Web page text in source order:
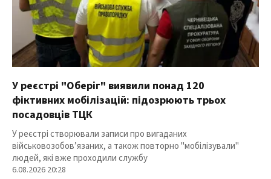
У реєстрі "Оберіг" виявили понад 120
фіктивних мобілізацій: підозрюють трьох
посадовців ТЦК
У реєстрі створювали записи про вигаданих
військовозобов’язаних, а також повторно "мобілізували"
людей, які вже проходили службу
6.08.2026 20:28